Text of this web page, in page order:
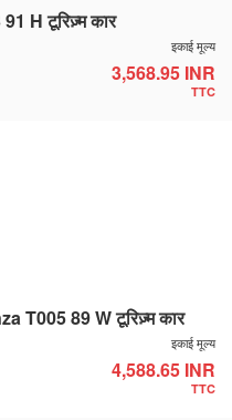
H टूरिज़्म कार
इकाई मूल्य
3,568.95 INR
TTC
T005 89 W टूरिज़्म कार
इकाई मूल्य
4,588.65 INR
TTC